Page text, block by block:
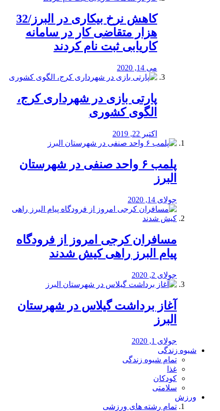
کاهش نرخ بیکاری در البرز/32
هزار متقاضی کار در سامانه
کاریابی ثبت نام کردند
می 14, 2020
پارتی بازی در شهرداری کرج،
الگوی کشوری
اکتبر 22, 2019
پلمب ۶ واحد صنفی در شهرستان
البرز
جولای 14, 2020
مسافران کرجی امروز از فرودگاه
پیام البرز راهی کیش شدند
جولای 2, 2020
آغاز برداشت گیلاس در شهرستان
البرز
جولای 1, 2020
شیوه زندگی
تمام شیوه زندگی
غذا
کودکان
سلامتی
ورزش
تمام رشته های ورزشی